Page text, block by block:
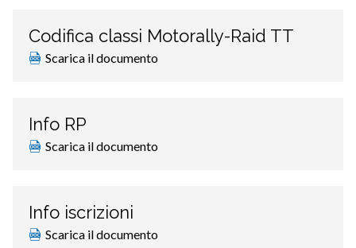
Codifica classi Motorally-Raid TT
Scarica il documento
Info RP
Scarica il documento
Info iscrizioni
Scarica il documento